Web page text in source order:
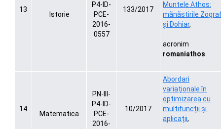
13
Istorie
P4-ID-
PCE-
2016-
0557
133/2017
Muntele Athos:
mănăstirile
şi Dohiar,
acronim
romaniathos
14
Matematica
PN-III-
P4-ID-
PCE-
2016-
10/2017
Abordari
variaționale în
optimizarea cu
multifuncții și
aplicații,